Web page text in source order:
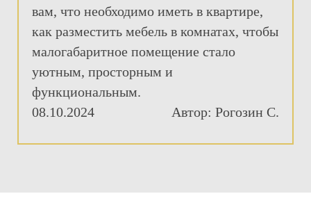
вам, что необходимо иметь в квартире,
как разместить мебель в комнатах, чтобы
малогабаритное помещение стало
уютным, просторным и
функциональным.
08.10.2024
Автор: Рогозин С.